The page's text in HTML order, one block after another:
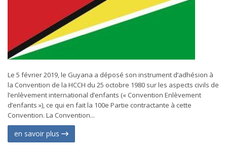
Le 5 février 2019, le Guyana a déposé son instrument d’adhésion à
la Convention de la HCCH du 25 octobre 1980 sur les aspects civils de
l’enlèvement international d’enfants (« Convention Enlèvement
d’enfants »), ce qui en fait la 100e Partie contractante à cette
Convention. La Convention...
en savoir plus